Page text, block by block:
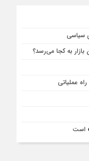
سیاسی
به کجا می‌رسد؟
عملیاتی
است